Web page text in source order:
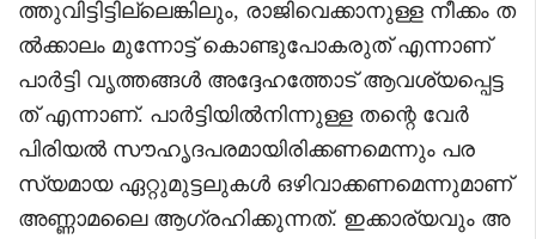
ത്തുവിട്ടിട്ടില്ലെങ്കിലും, രാജിവെക്കാനുള്ള നീക്കം ത
ൽക്കാലം മുന്നോട്ട് കൊണ്ടുപോകരുത് എന്നാണ്
പാർട്ടി വൃത്തങ്ങൾ അദ്ദേഹത്തോട് ആവശ്യപ്പെട്ട
ത് എന്നാണ്. പാർട്ടിയിൽനിന്നുള്ള തന്റെ വേർ
പിരിയൽ സൗഹൃദപരമായിരിക്കണമെന്നും പര
സ്യമായ ഏറ്റുമുട്ടലുകൾ ഒഴിവാക്കണമെന്നുമാണ്
അണ്ണാമലൈ ആഗ്രഹിക്കുന്നത്. ഇക്കാര്യവും അ